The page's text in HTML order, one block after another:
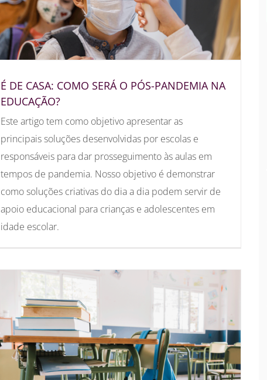
É DE CASA: COMO SERÁ O PÓS-PANDEMIA NA
EDUCAÇÃO?
Este artigo tem como objetivo apresentar as
principais soluções desenvolvidas por escolas e
responsáveis para dar prosseguimento às aulas em
tempos de pandemia. Nosso objetivo é demonstrar
como soluções criativas do dia a dia podem servir de
apoio educacional para crianças e adolescentes em
idade escolar.